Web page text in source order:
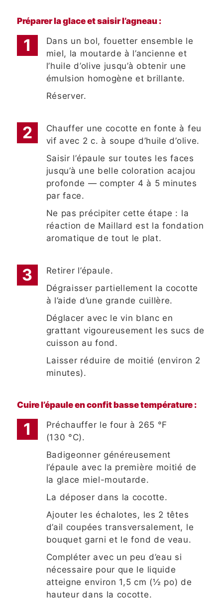
Préparer la glace et saisir l’agneau :
Dans un bol, fouetter ensemble le
miel, la moutarde à l’ancienne et
l’huile d’olive jusqu’à obtenir une
émulsion homogène et brillante.
Réserver.
Chauffer une cocotte en fonte à feu
vif avec 2 c. à soupe d’huile d’olive.
Saisir l’épaule sur toutes les faces
jusqu’à une belle coloration acajou
profonde — compter 4 à 5 minutes
par face.
Ne pas précipiter cette étape : la
réaction de Maillard est la fondation
aromatique de tout le plat.
Retirer l’épaule.
Dégraisser partiellement la cocotte
à l’aide d’une grande cuillère.
Déglacer avec le vin blanc en
grattant vigoureusement les sucs de
cuisson au fond.
Laisser réduire de moitié (environ 2
minutes).
Cuire l’épaule en confit basse température :
Préchauffer le four à 265 °F
(130 °C).
Badigeonner généreusement
l’épaule avec la première moitié de
la glace miel-moutarde.
La déposer dans la cocotte.
Ajouter les échalotes, les 2 têtes
d’ail coupées transversalement, le
bouquet garni et le fond de veau.
Compléter avec un peu d’eau si
nécessaire pour que le liquide
atteigne environ 1,5 cm (½ po) de
hauteur dans la cocotte.